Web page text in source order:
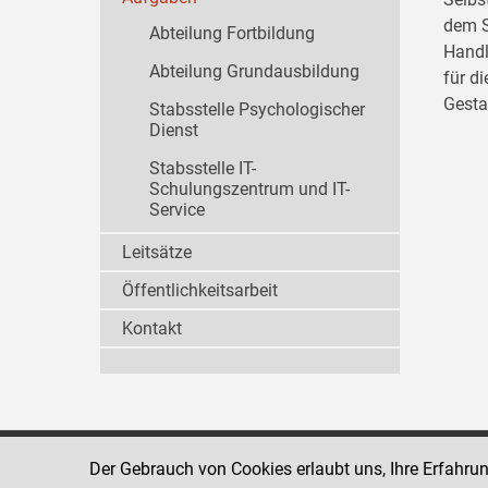
dem
für
Abteilung Fortbildung
Abteilung Grundausbildung
Stabsstelle Psychologischer
Dienst
Stabsstelle IT-
Schulungszentrum und IT-
Service
Leitsätze
Öffentlichkeitsarbeit
Kontakt
Strafvollzugsakademie
1080 Wien
Der Gebrauch von Cookies erlaubt uns, Ihre